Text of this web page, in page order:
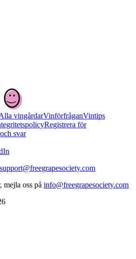
vingårdarVinförfråganVintips
Registrera för
svar
support@freegrapesociety.com
mejla oss på info@freegrapesociety.com